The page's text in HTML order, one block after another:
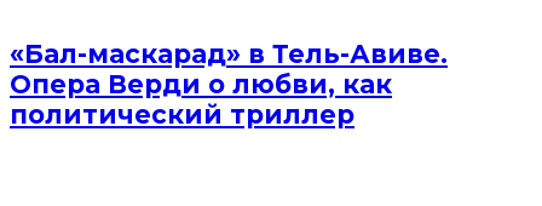
«Бал-маскарад» в Тель-Авиве.
Опера Верди о любви, как
политический триллер